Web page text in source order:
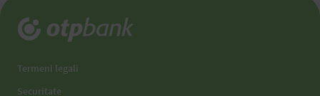
Termeni legali
Securitate